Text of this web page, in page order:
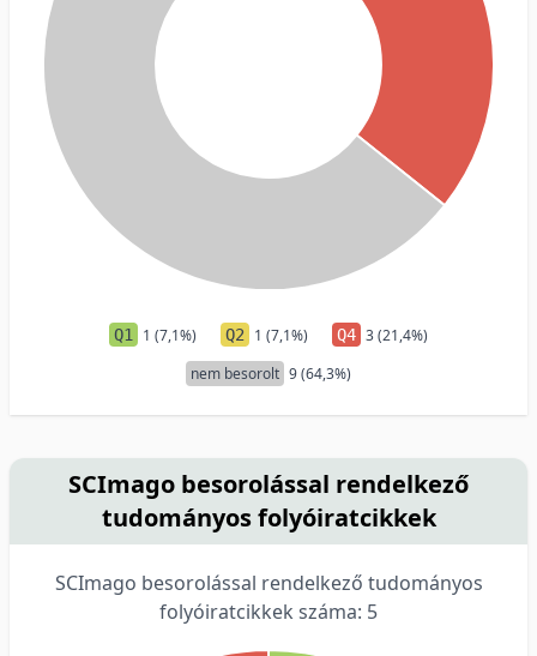
Q1 1 (7,1%) Q2 1 (7,1%) Q4 3 (21,4%)
nem besorolt 9 (64,3%)
SCImago besorolással rendelkező
tudományos folyóiratcikkek
SCImago besorolással rendelkező tudományos
folyóiratcikkek száma: 5